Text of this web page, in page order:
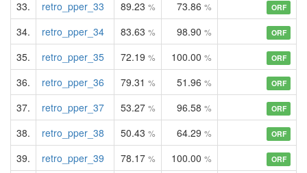
33. retro_pper_33 89.23 % 73.86 % ORF
34. retro_pper_34 83.63 % 98.90 % ORF
35. retro_pper_35 72.19 % 100.00 % ORF
36. retro_pper_36 79.31 % 51.96 % ORF
37. retro_pper_37 53.27 % 96.58 % ORF
38. retro_pper_38 50.43 % 64.29 % ORF
39. retro_pper_39 78.17 % 100.00 % ORF